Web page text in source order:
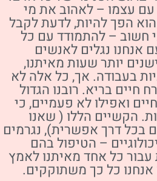
עצמו – לאהוב את מי
הפך להיות, לדעת לקבל
חשוב – להתמודד עם כל
נגלים לאנשים
יותר שעות מאיתנו,
בעבודה. אך, כל אלה לא
חיים בריא. רובנו הגדול
ואפילו לא פעמיים, כי
הקשיים הללו ( שאנו
בכל דרך אפשרית), נגרמים
– הטיפול בהם
כל אחד מאיתנו לאמץ
אנחנו כל כך משתוקקים.